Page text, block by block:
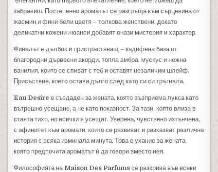
забравиш. Постепенно ароматът се разгръща към сърцевина от
жасмин и фини бели цветя – толкова женствени, докато
деликатни кожени нюанси добавят онази мистерия и характер.
Финалът е дълбок и пристрастяващ – кадифена база от
благородни дървесни акорди, топла амбра, мускус и нежна
ванилия, които се сливат с теб и оставят незаличим шлейф.
Присъствие, което остава дълго след като си си тръгнала.
Eau Desire е създаден за жената, която възприема лукса като
вътрешно усещане, а не като показност. За тази, която влиза в
стаята тихо, но всички я усещат. Уверена, чувствено изтънчена,
с афинитет към аромати, които се развиват и разказват различна
история с всяка изминала минута. Това е ухание за жената,
която предпочита ароматът ѝ да говори вместо нея.
Философията на Maison Des Parfums се разкрива във всеки